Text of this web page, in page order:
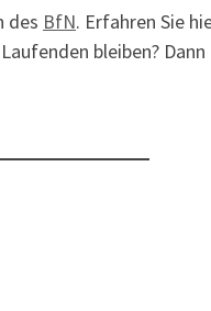
des BfN. Erfahren Sie
bleiben?